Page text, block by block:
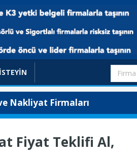
Nakliyat Firmaları
Fiyat Teklifi Al,